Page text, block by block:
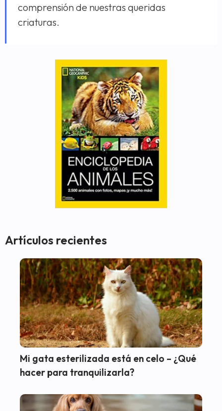
comprensión de nuestras queridas
criaturas.
Artículos recientes
Mi gata esterilizada está en celo – ¿Qué
hacer para tranquilizarla?